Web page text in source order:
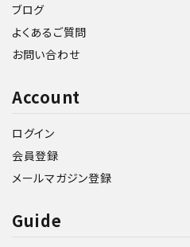
ブログ
よくあるご質問
お問い合わせ
Account
ログイン
会員登録
メールマガジン登録
Guide